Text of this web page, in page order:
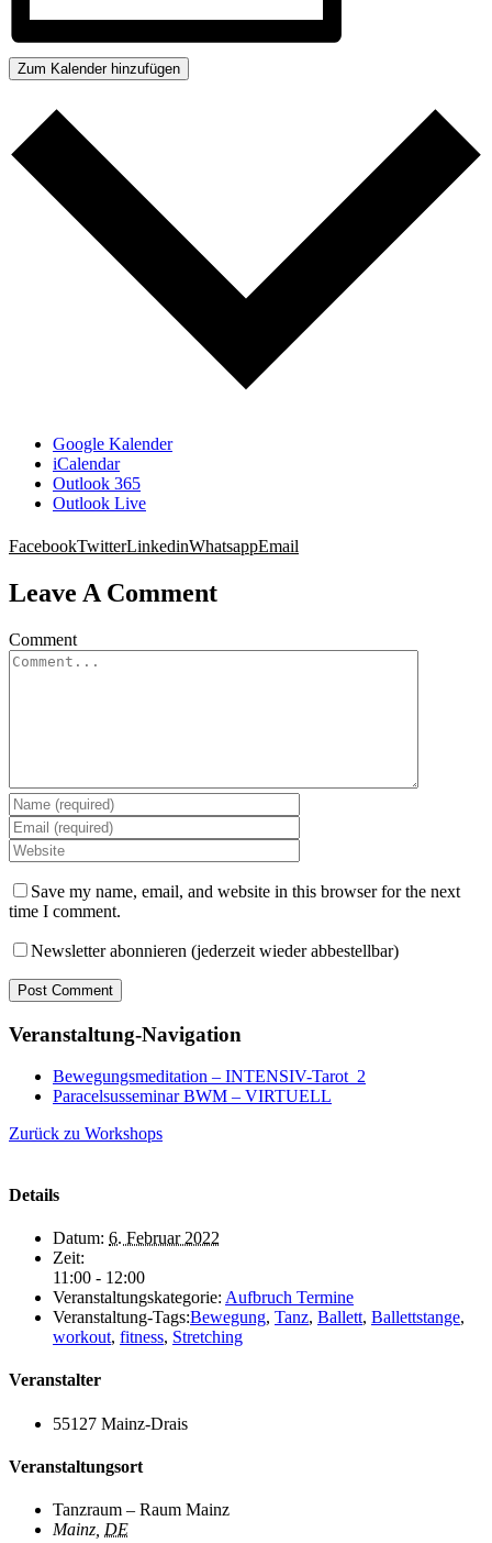
Zum Kalender hinzufügen
Google Kalender
iCalendar
Outlook 365
Outlook Live
FacebookTwitterLinkedinWhatsappEmail
Leave A Comment
Comment
Save my name, email, and website in this browser for the next
time I comment.
Newsletter abonnieren (jederzeit wieder abbestellbar)
Veranstaltung-Navigation
Bewegungsmeditation – INTENSIV-Tarot_2
Paracelsusseminar BWM – VIRTUELL
Zurück zu Workshops
Details
Datum: 6. Februar 2022
Zeit:
11:00 - 12:00
Veranstaltungskategorie: Aufbruch Termine
Veranstaltung-Tags:Bewegung, Tanz, Ballett, Ballettstange,
workout, fitness, Stretching
Veranstalter
55127 Mainz-Drais
Veranstaltungsort
Tanzraum – Raum Mainz
Mainz DE